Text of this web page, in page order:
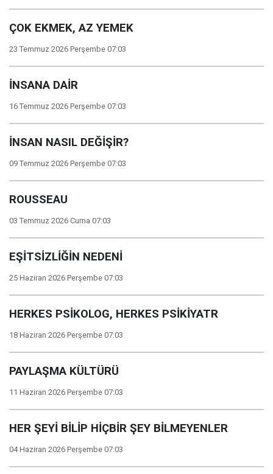
ÇOK EKMEK, AZ YEMEK
23 Temmuz 2026 Perşembe 07:03
İNSANA DAİR
16 Temmuz 2026 Perşembe 07:03
İNSAN NASIL DEĞİŞİR?
09 Temmuz 2026 Perşembe 07:03
ROUSSEAU
03 Temmuz 2026 Cuma 07:03
EŞİTSİZLİĞİN NEDENİ
25 Haziran 2026 Perşembe 07:03
HERKES PSİKOLOG, HERKES PSİKİYATR
18 Haziran 2026 Perşembe 07:03
PAYLAŞMA KÜLTÜRÜ
11 Haziran 2026 Perşembe 07:03
HER ŞEYİ BİLİP HİÇBİR ŞEY BİLMEYENLER
04 Haziran 2026 Perşembe 07:03